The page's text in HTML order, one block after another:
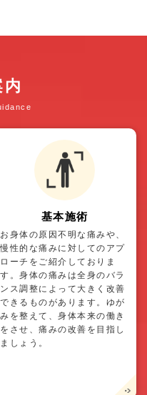
基本施術
お身体の原因不明な痛みや、
慢性的な痛みに対してのアプ
ローチをご紹介しておりま
す。身体の痛みは全身のバラ
ンス調整によって大きく改善
できるものがあります。ゆが
みを整えて、身体本来の働き
をさせ、痛みの改善を目指し
ましょう。